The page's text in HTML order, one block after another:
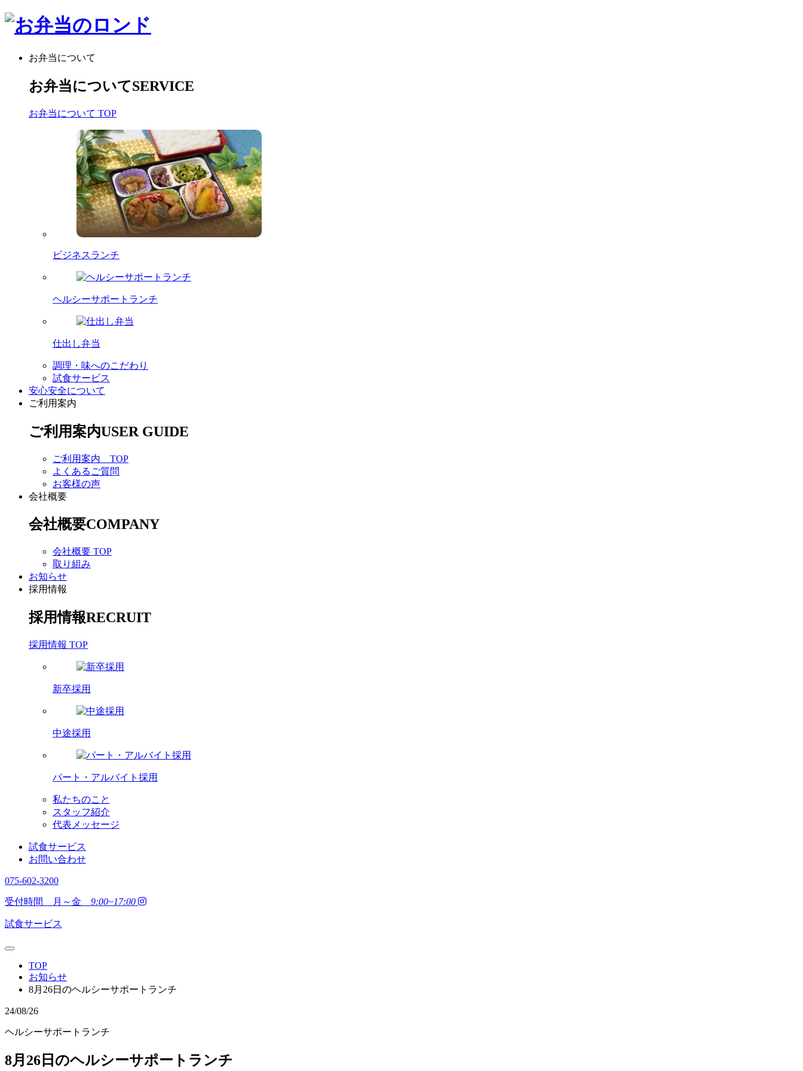
お弁当について
お弁当についてSERVICE
お弁当について TOP
ビジネスランチ
ヘルシーサポートランチ
仕出し弁当
調理・味へのこだわり
試食サービス
安心安全について
ご利用案内
ご利用案内USER GUIDE
ご利用案内 TOP
よくあるご質問
お客様の声
会社概要
会社概要COMPANY
会社概要 TOP
取り組み
お知らせ
採用情報
採用情報RECRUIT
採用情報 TOP
新卒採用
中途採用
パート・アルバイト採用
私たちのこと
スタッフ紹介
代表メッセージ
試食サービス
お問い合わせ
075-602-3200
受付時間 月～金 9:00~17:00
試食サービス
TOP
お知らせ
8月26日のヘルシーサポートランチ
24/08/26
ヘルシーサポートランチ
8月26日のヘルシーサポートランチ